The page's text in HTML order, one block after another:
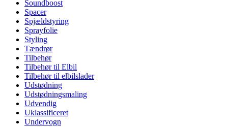
Soundboost
Spacer
Spjældstyring
Sprayfolie
Styling
Tændrør
Tilbehør
Tilbehør til Elbil
Tilbehør til elbilslader
Udstødning
Udstødningsmaling
Udvendig
Uklassificeret
Undervogn